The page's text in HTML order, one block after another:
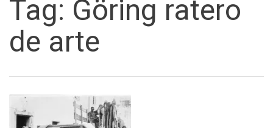
Tag: Göring ratero
de arte